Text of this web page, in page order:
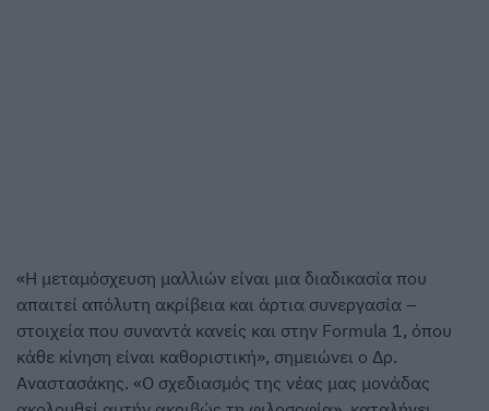
«Η μεταμόσχευση μαλλιών είναι μια διαδικασία που
απαιτεί απόλυτη ακρίβεια και άρτια συνεργασία –
στοιχεία που συναντά κανείς και στην Formula 1, όπου
κάθε κίνηση είναι καθοριστική», σημειώνει ο Δρ.
Αναστασάκης. «Ο σχεδιασμός της νέας μας μονάδας